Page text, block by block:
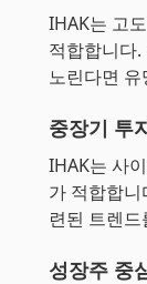
IHAK는 고
적합합니다
노린다면
중장기 투
IHAK는 사
가 적합합
련된 트렌
성장주 중